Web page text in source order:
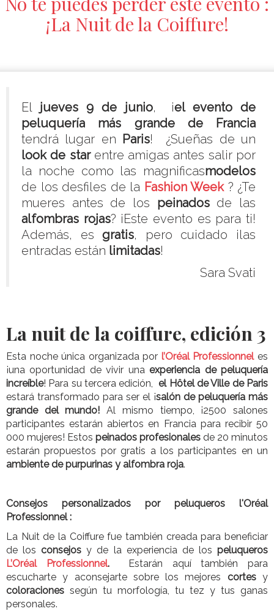
¡La Nuit de la Coiffure!
El jueves 9 de junio, ¡el evento de
peluquería más grande de Francia
tendrá lugar en Paris! ¿Sueñas de un
look de starentre amigas antes salir por
la noche como las magnificasmodelos
de los desfiles de la Fashion Week? ¿Te
mueres antes de los peinados de las
alfombras rojas? ¡Este evento es para ti!
Además, esgratis, pero cuidado ¡las
entradas están limitadas!
Sara Svati
La nuit de la coiffure, edición 3
Esta noche única organizada por l’Oréal Professionneles
¡una oportunidad de vivir una experiencia de peluquería
increíble! Para su tercera edición, el Hôtel de Ville de Paris
estará transformado para ser el ¡salón de peluquería más
grande del mundo!Al mismo tiempo, ¡2500 salones
participantes estarán abiertos en Francia para recibir 50
000 mujeres! Estos peinados profesionales de 20 minutos
estarán propuestos por gratis a los participantes en un
ambiente de purpurinas y alfombra roja.
Consejos personalizados por peluqueros l'Oréal
Professionnel :
La Nuit de la Coiffure fue también creada para beneficiar
de los consejos y de la experiencia de lospeluqueros
L’Oréal Professionnel.Estarán aquí también para
escucharte y aconsejarte sobre los mejores cortesy
coloraciones según tu morfología, tu tez y tus ganas
personales.